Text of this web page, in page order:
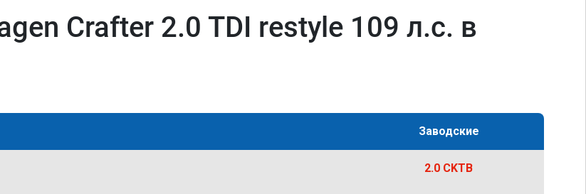
Crafter 2.0 TDI restyle 109 л.с. в
Заводские
2.0 CKTB